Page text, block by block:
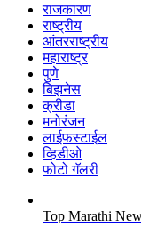
राजकारण
राष्ट्रीय
आंतरराष्ट्रीय
महाराष्ट्र
पुणे
बिझनेस
क्रीडा
मनोरंजन
लाईफस्टाईल
व्हिडीओ
फोटो गॅलरी
Top Marathi